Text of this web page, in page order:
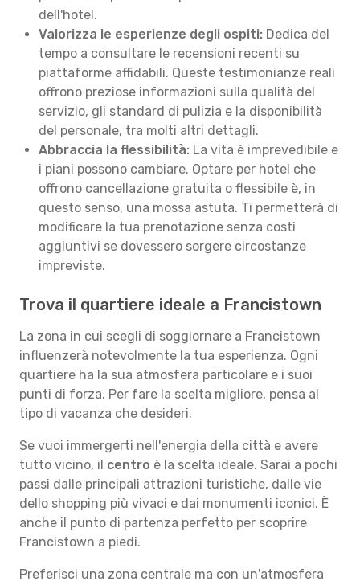
dell'hotel.
Valorizza le esperienze degli ospiti: Dedica del
tempo a consultare le recensioni recenti su
piattaforme affidabili. Queste testimonianze reali
offrono preziose informazioni sulla qualità del
servizio, gli standard di pulizia e la disponibilità
del personale, tra molti altri dettagli.
Abbraccia la flessibilità: La vita è imprevedibile e
i piani possono cambiare. Optare per hotel che
offrono cancellazione gratuita o flessibile è, in
questo senso, una mossa astuta. Ti permetterà di
modificare la tua prenotazione senza costi
aggiuntivi se dovessero sorgere circostanze
impreviste.
Trova il quartiere ideale a Francistown
La zona in cui scegli di soggiornare a Francistown
influenzerà notevolmente la tua esperienza. Ogni
quartiere ha la sua atmosfera particolare e i suoi
punti di forza. Per fare la scelta migliore, pensa al
tipo di vacanza che desideri.
Se vuoi immergerti nell'energia della città e avere
tutto vicino, il centro è la scelta ideale. Sarai a pochi
passi dalle principali attrazioni turistiche, dalle vie
dello shopping più vivaci e dai monumenti iconici. È
anche il punto di partenza perfetto per scoprire
Francistown a piedi.
Preferisci una zona centrale ma con un'atmosfera